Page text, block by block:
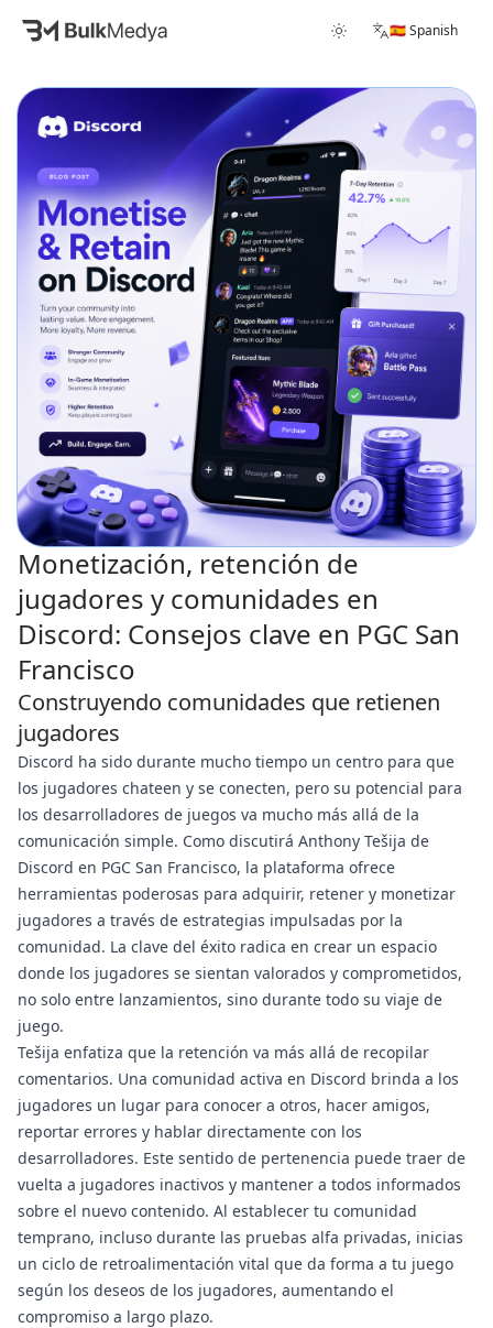
🇪🇸 Spanish
Monetización, retención de
jugadores y comunidades en
Discord: Consejos clave en PGC San
Francisco
Construyendo comunidades que retienen
jugadores
Discord ha sido durante mucho tiempo un centro para que
los jugadores chateen y se conecten, pero su potencial para
los desarrolladores de juegos va mucho más allá de la
comunicación simple. Como discutirá Anthony Tešija de
Discord en PGC San Francisco, la plataforma ofrece
herramientas poderosas para adquirir, retener y monetizar
jugadores a través de estrategias impulsadas por la
comunidad. La clave del éxito radica en crear un espacio
donde los jugadores se sientan valorados y comprometidos,
no solo entre lanzamientos, sino durante todo su viaje de
juego.
Tešija enfatiza que la retención va más allá de recopilar
comentarios. Una comunidad activa en Discord brinda a los
jugadores un lugar para conocer a otros, hacer amigos,
reportar errores y hablar directamente con los
desarrolladores. Este sentido de pertenencia puede traer de
vuelta a jugadores inactivos y mantener a todos informados
sobre el nuevo contenido. Al establecer tu comunidad
temprano, incluso durante las pruebas alfa privadas, inicias
un ciclo de retroalimentación vital que da forma a tu juego
según los deseos de los jugadores, aumentando el
compromiso a largo plazo.